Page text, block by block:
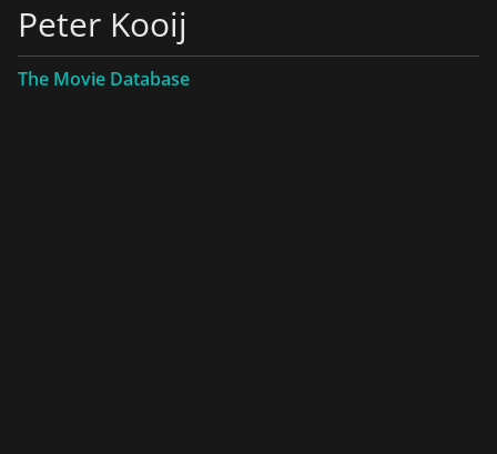
Peter Kooij
The Movie Database